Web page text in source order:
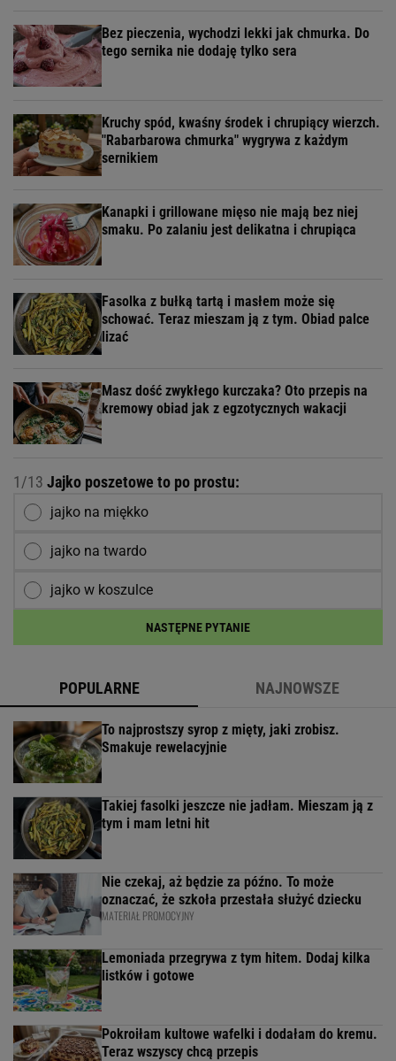
Bez pieczenia, wychodzi lekki jak chmurka. Do
tego sernika nie dodaję tylko sera
Kruchy spód, kwaśny środek i chrupiący wierzch.
"Rabarbarowa chmurka" wygrywa z każdym
sernikiem
Kanapki i grillowane mięso nie mają bez niej
smaku. Po zalaniu jest delikatna i chrupiąca
Fasolka z bułką tartą i masłem może się
schować. Teraz mieszam ją z tym. Obiad palce
lizać
Masz dość zwykłego kurczaka? Oto przepis na
kremowy obiad jak z egzotycznych wakacji
1/13 Jajko poszetowe to po prostu:
jajko na miękko
jajko na twardo
jajko w koszulce
NASTĘPNE PYTANIE
POPULARNE NAJNOWSZE
To najprostszy syrop z mięty, jaki zrobisz.
Smakuje rewelacyjnie
Takiej fasolki jeszcze nie jadłam. Mieszam ją z
tym i mam letni hit
Nie czekaj, aż będzie za późno. To może
oznaczać, że szkoła przestała służyć dziecku
MATERIAŁ PROMOCYJNY
Lemoniada przegrywa z tym hitem. Dodaj kilka
listków i gotowe
Pokroiłam kultowe wafelki i dodałam do kremu.
Teraz wszyscy chcą przepis